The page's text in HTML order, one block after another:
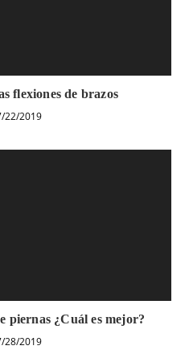
flexiones de brazos
22/2019
piernas ¿Cuál es mejor?
28/2019